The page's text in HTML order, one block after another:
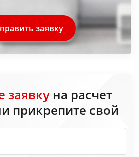
заявку
заявкуна расчет
прикрепите свой